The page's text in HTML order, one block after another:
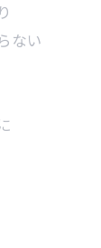
ない